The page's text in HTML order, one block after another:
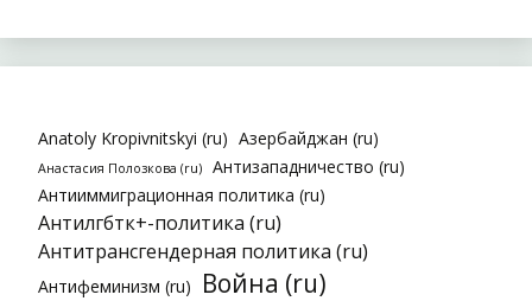
Anatoly Kropivnitskyi (ru) Азербайджан (ru)
Анастасия Полозкова (ru)
Антизападничество (ru)
Антииммиграционная политика (ru)
Антилгбтк+-политика (ru)
Антитрансгендерная политика (ru)
Антифеминизм (ru)
Война (ru)